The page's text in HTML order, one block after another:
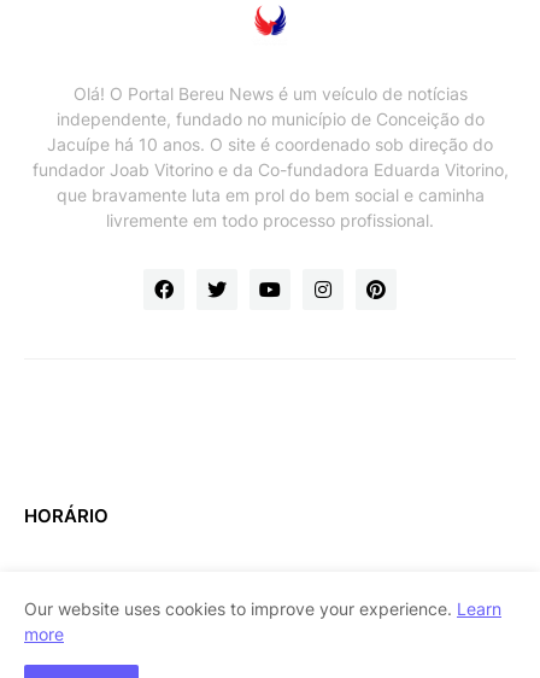
Olá! O Portal Bereu News é um veículo de notícias
independente, fundado no município de Conceição do
Jacuípe há 10 anos. O site é coordenado sob direção do
fundador Joab Vitorino e da Co-fundadora Eduarda Vitorino,
que bravamente luta em prol do bem social e caminha
livremente em todo processo profissional.
HORÁRIO
Our website uses cookies to improve your experience. Learn
more